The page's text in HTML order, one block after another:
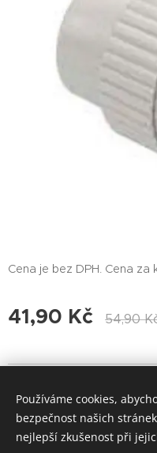
Cena je bez DPH. Cena za
41,90 Kč 54,90
Používáme cookies,
bezpečnost našich
nejlepší zkušenost při